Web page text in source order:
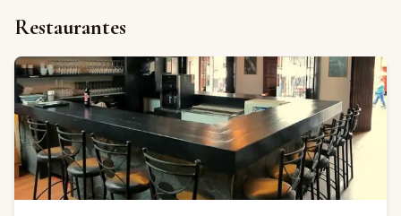
Restaurantes